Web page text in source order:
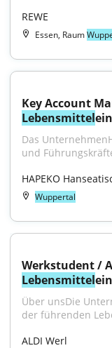
REWE
Essen, Raum
Lebensmittel
Das
und
HAPEKO
Wuppertal
Lebensmittel
Über unsDie
der führenden
ALDI Werl